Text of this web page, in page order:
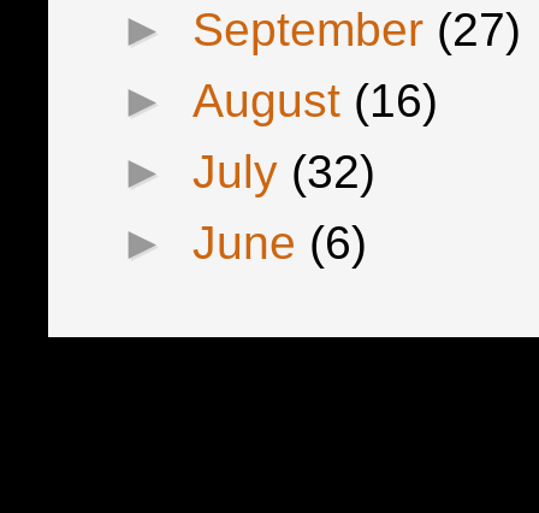
► September (27)
►August (16)
►July (32)
►June (6)